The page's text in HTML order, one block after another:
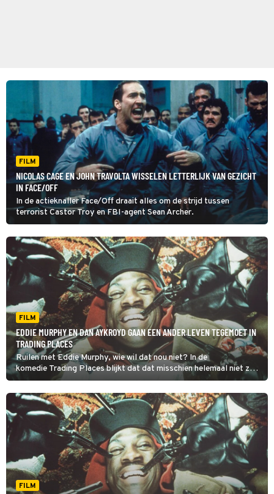
FILM
NICOLAS CAGE EN JOHN TRAVOLTA WISSELEN LETTERLIJK VAN GEZICHT
IN FACE/OFF
In de actieknaller Face/Off draait alles om de strijd tussen
terrorist Castor Troy en FBI-agent Sean Archer.
FILM
EDDIE MURPHY EN DAN AYKROYD GAAN EEN ANDER LEVEN TEGEMOET IN
TRADING PLACES
Ruilen met Eddie Murphy, wie wil dat nou niet? In de
komedie Trading Places blijkt dat dat misschien helemaal niet zo'n
goed idee is.
FILM